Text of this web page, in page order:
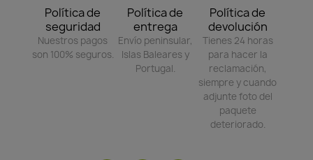
Política de
seguridad
Nuestros pagos
son 100% seguros.
Política de
entrega
Envío peninsular,
Islas Baleares y
Portugal.
Política de
devolución
Tienes 24 horas
para hacer la
reclamación,
siempre y cuando
adjunte foto del
paquete
deteriorado.